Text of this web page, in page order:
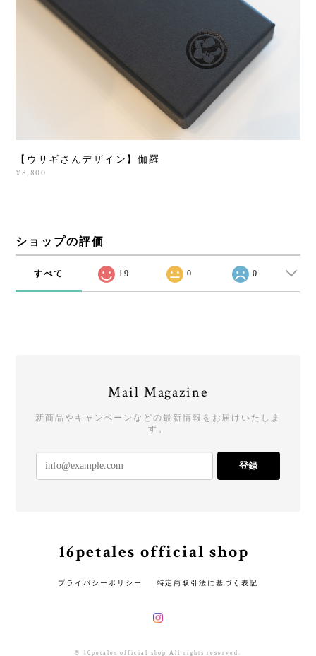
【ウサギさんデザイン】伽羅
¥8,800
ショップの評価
すべて 19 0 0
Mail Magazine
新商品やキャンペーンなどの最新情報をお届けいたしま
す。
登録
16petales official shop
プライバシーポリシー 特定商取引法に基づく表記
© 16petales official shop All rights reserved.